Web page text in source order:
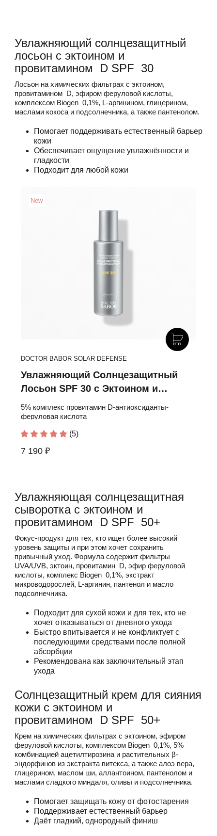
Увлажняющий солнцезащитный
лосьон с эктоином и
провитамином D SPF 30
Лосьон на химических фильтрах с эктоином,
провитамином D, эфиром феруловой кислоты,
комплексом Biogen 0,1%, L-аргинином, глицерином,
маслами кокоса и подсолнечника, а также пантенолом.
Помогает поддерживать естественный барьер
кожи
Обеспечивает ощущение увлажнённости и
гладкости
Подходит для любой кожи
New
DOCTOR BABOR SOLAR DEFENSE
Увлажняющий Солнцезащитный
Лосьон SPF 30 с Эктоином и
Провитамином D
5% комплекс провитамин D-антиоксиданты-
феруловая кислота
(5)
7 190 ₽
Увлажняющая солнцезащитная
сыворотка с эктоином и
провитамином D SPF 50+
Фокус-продукт для тех, кто ищет более высокий
уровень защиты и при этом хочет сохранить
привычный уход. Формула содержит фильтры
UVA/UVB, эктоин, провитамин D, эфир феруловой
кислоты, комплекс Biogen 0,1%, экстракт
микроводорослей, L-аргинин, пантенол и масло
подсолнечника.
Подходит для сухой кожи и для тех, кто не
хочет отказываться от дневного ухода
Быстро впитывается и не конфликтует с
последующими средствами после полной
абсорбции
Рекомендована как заключительный этап
ухода
Солнцезащитный крем для сияния
кожи с эктоином и
провитамином D SPF 50+
Крем на химических фильтрах с эктоином, эфиром
феруловой кислоты, комплексом Biogen 0,1%, 5%
комбинацией ацетилтирозина и растительных β-
эндорфинов из экстракта витекса, а также алоэ вера,
глицерином, маслом ши, аллантоином, пантенолом и
маслами сладкого миндаля, оливы и подсолнечника.
Помогает защищать кожу от фотостарения
Поддерживает естественный барьер
Даёт гладкий, однородный финиш